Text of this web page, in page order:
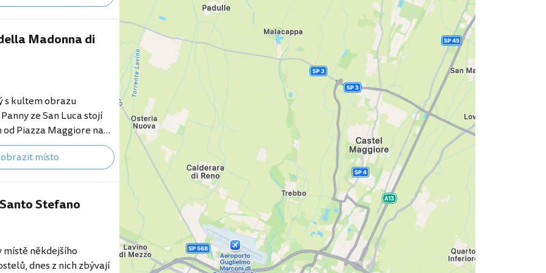
které Gabriele
Madonna di
s kultem obrazu
ze San Luca stojí
od Piazza Maggiore na
Monumentální
mimo město a kromě
oblíbeným cílem
teď"
Svatyně byla
18. století na
místo
Stefano
někdejšího
dnes z nich zbývají